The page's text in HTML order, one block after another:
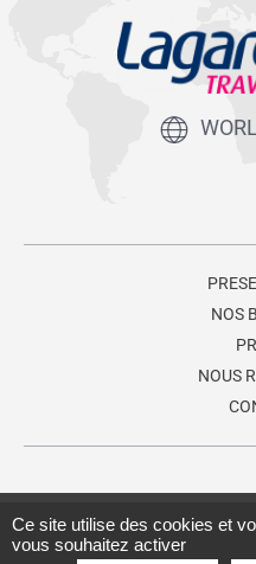
NOS
NOUS
© 2026 Lagardère Travel
Tous droits réservés.
Ce site utilise des cookies et
vous souhaitez activer